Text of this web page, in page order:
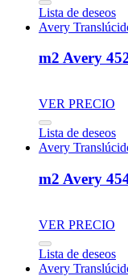
Lista de deseos
Avery
m2 Avery
VER PRECIO
Lista de deseos
Avery
m2 Avery
VER PRECIO
Lista de deseos
Avery